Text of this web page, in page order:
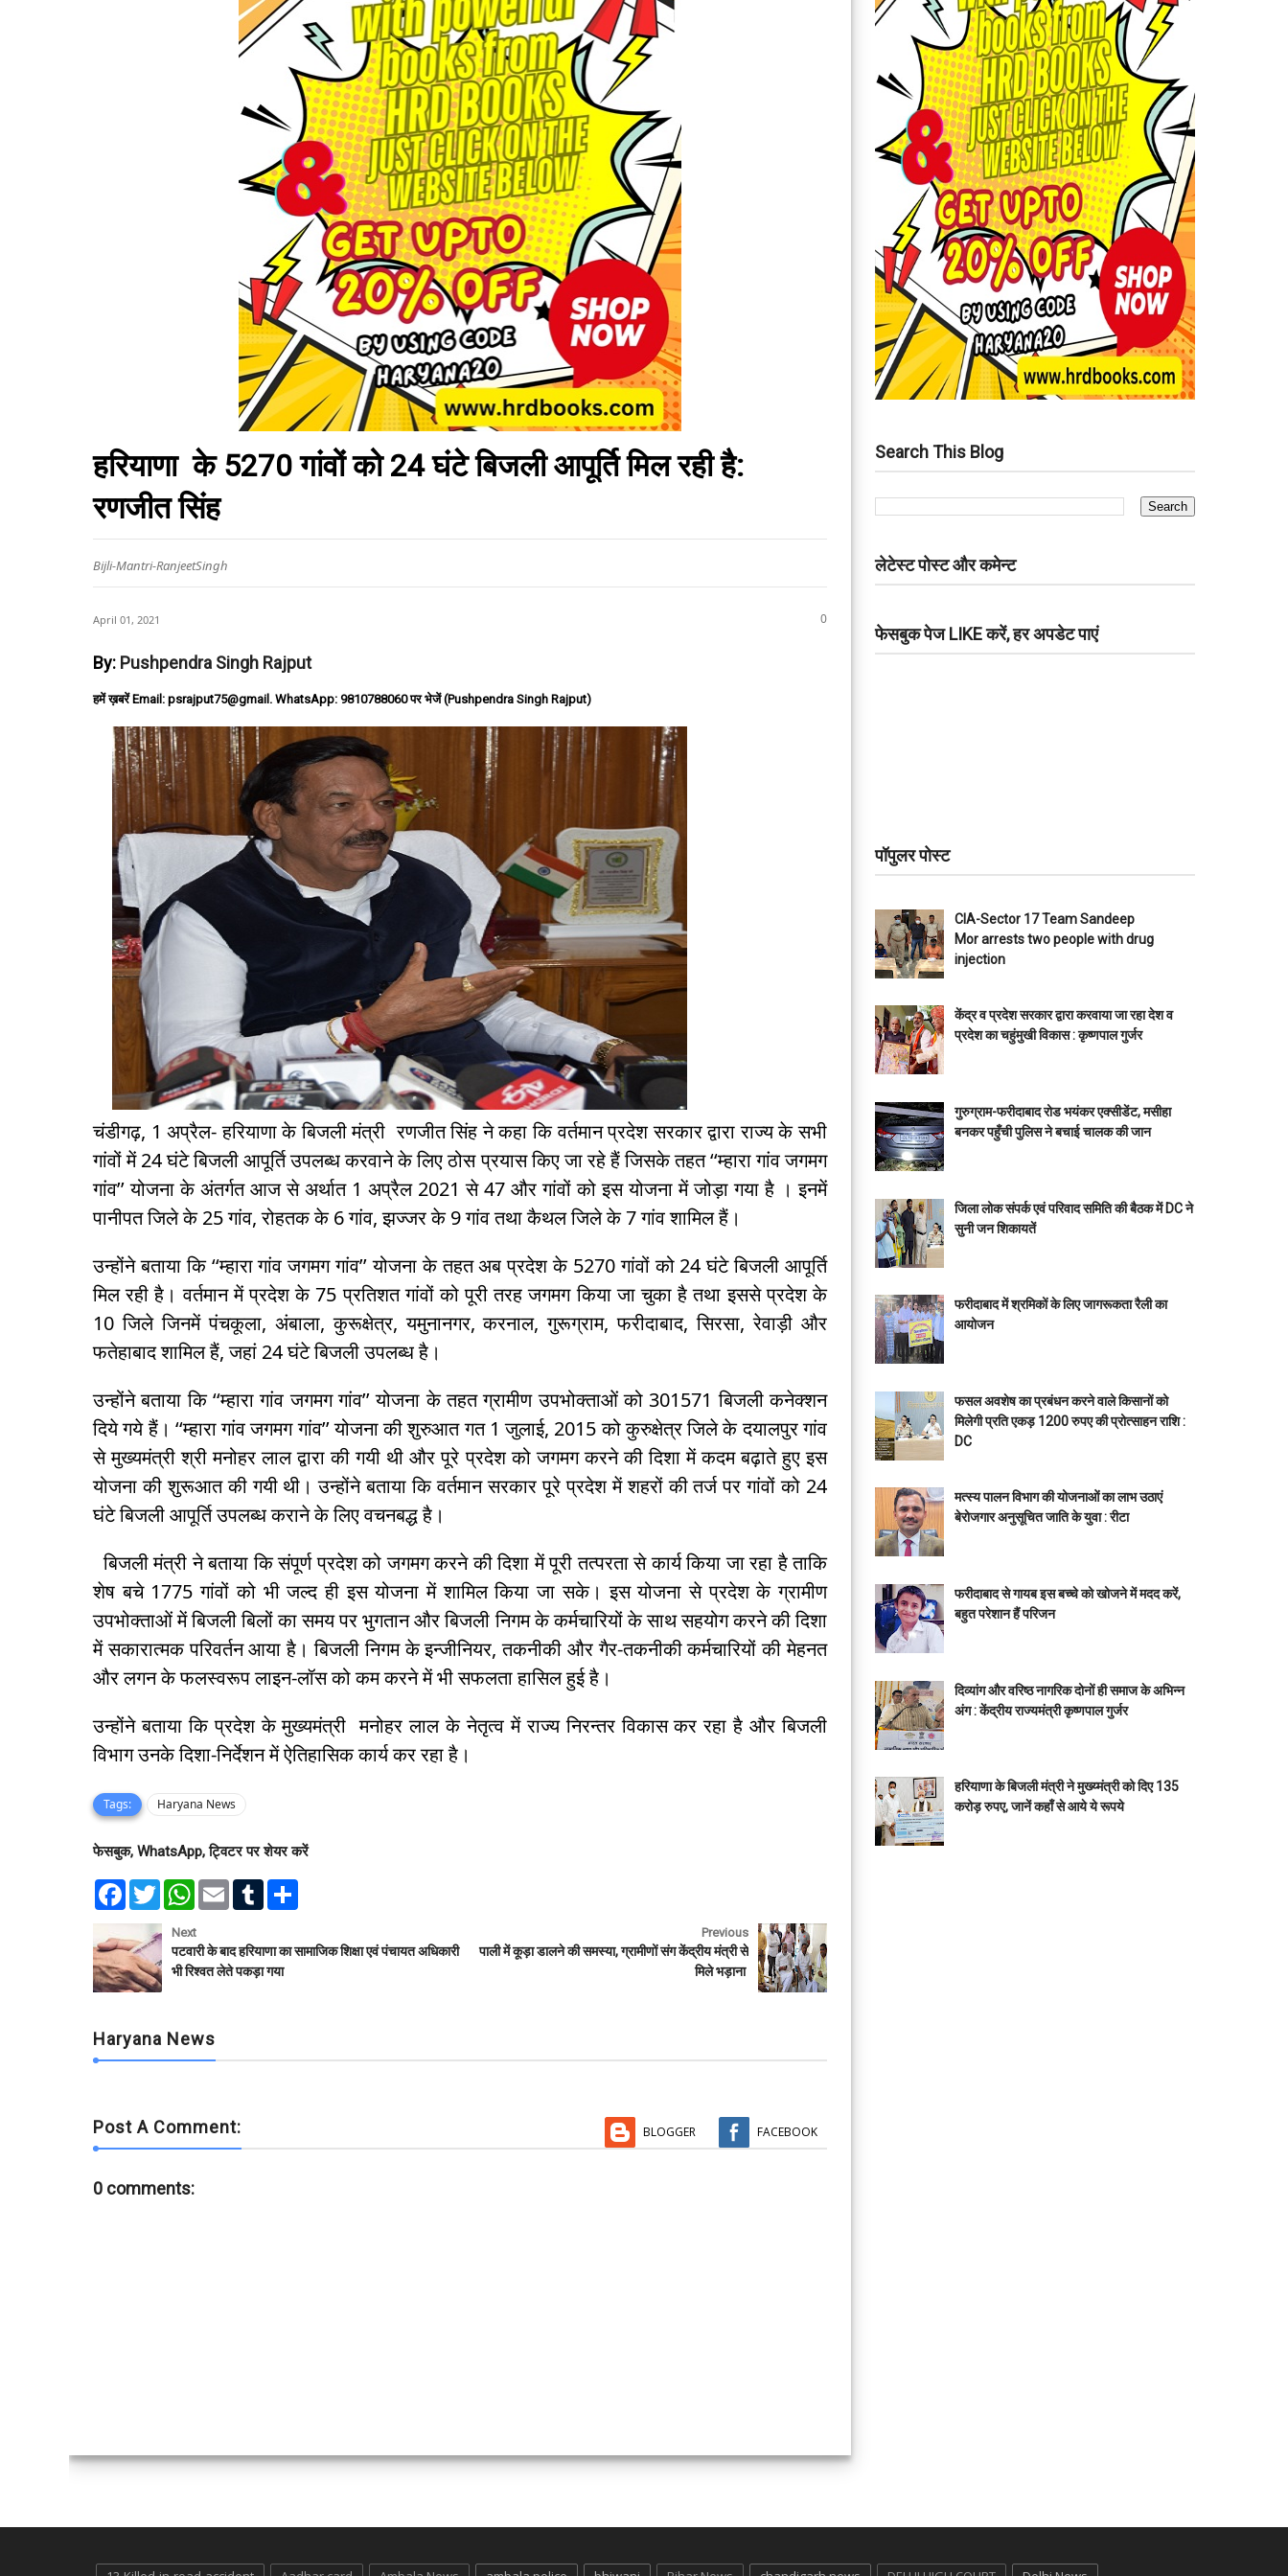
हरियाणा के 5270 गांवों को 24 घंटे बिजली आपूर्ति मिल रही है:
रणजीत सिंह
Bijli-Mantri-RanjeetSingh
April 01, 2021 0
By: Pushpendra Singh Rajput
हमें ख़बरें Email: psrajput75@gmail. WhatsApp: 9810788060 पर भेजें (Pushpendra Singh Rajput)
चंडीगढ़, 1 अप्रैल- हरियाणा के बिजली मंत्री रणजीत सिंह ने कहा कि वर्तमान प्रदेश सरकार द्वारा राज्य के सभी
गांवों में 24 घंटे बिजली आपूर्ति उपलब्ध करवाने के लिए ठोस प्रयास किए जा रहे हैं जिसके तहत ‘‘म्हारा गांव जगमग
गांव’’ योजना के अंतर्गत आज से अर्थात 1 अप्रैल 2021 से 47 और गांवों को इस योजना में जोड़ा गया है । इनमें
पानीपत जिले के 25 गांव, रोहतक के 6 गांव, झज्जर के 9 गांव तथा कैथल जिले के 7 गांव शामिल हैं।
उन्होंने बताया कि ‘‘म्हारा गांव जगमग गांव’’ योजना के तहत अब प्रदेश के 5270 गांवों को 24 घंटे बिजली आपूर्ति
मिल रही है। वर्तमान में प्रदेश के 75 प्रतिशत गांवों को पूरी तरह जगमग किया जा चुका है तथा इससे प्रदेश के
10 जिले जिनमें पंचकूला, अंबाला, कुरूक्षेत्र, यमुनानगर, करनाल, गुरूग्राम, फरीदाबाद, सिरसा, रेवाड़ी और
फतेहाबाद शामिल हैं, जहां 24 घंटे बिजली उपलब्ध है।
उन्होंने बताया कि ‘‘म्हारा गांव जगमग गांव’’ योजना के तहत ग्रामीण उपभोक्ताओं को 301571 बिजली कनेक्शन
दिये गये हैं। ‘‘म्हारा गांव जगमग गांव’’ योजना की शुरुआत गत 1 जुलाई, 2015 को कुरुक्षेत्र जिले के दयालपुर गांव
से मुख्यमंत्री श्री मनोहर लाल द्वारा की गयी थी और पूरे प्रदेश को जगमग करने की दिशा में कदम बढ़ाते हुए इस
योजना की शुरूआत की गयी थी। उन्होंने बताया कि वर्तमान सरकार पूरे प्रदेश में शहरों की तर्ज पर गांवों को 24
घंटे बिजली आपूर्ति उपलब्ध कराने के लिए वचनबद्ध है।
बिजली मंत्री ने बताया कि संपूर्ण प्रदेश को जगमग करने की दिशा में पूरी तत्परता से कार्य किया जा रहा है ताकि
शेष बचे 1775 गांवों को भी जल्द ही इस योजना में शामिल किया जा सके। इस योजना से प्रदेश के ग्रामीण
उपभोक्ताओं में बिजली बिलों का समय पर भुगतान और बिजली निगम के कर्मचारियों के साथ सहयोग करने की दिशा
में सकारात्मक परिवर्तन आया है। बिजली निगम के इन्जीनियर, तकनीकी और गैर-तकनीकी कर्मचारियों की मेहनत
और लगन के फलस्वरूप लाइन-लॉस को कम करने में भी सफलता हासिल हुई है।
उन्होंने बताया कि प्रदेश के मुख्यमंत्री मनोहर लाल के नेतृत्व में राज्य निरन्तर विकास कर रहा है और बिजली
विभाग उनके दिशा-निर्देशन में ऐतिहासिक कार्य कर रहा है।
Tags: Haryana News
फेसबुक, WhatsApp, ट्विटर पर शेयर करें
F
b
o
o
k
T
w
t
t
e
r
W
t
s
A
p
E
l
T
l
r
e
Next
पटवारी के बाद हरियाणा का सामाजिक शिक्षा एवं पंचायत अधिकारी
भी रिश्वत लेते पकड़ा गया
Previous
पाली में कूड़ा डालने की समस्या, ग्रामीणों संग केंद्रीय मंत्री से
मिले भड़ाना
Haryana News
Post A Comment: BLOGGER FACEBOOK
0 comments:
Search This Blog
लेटेस्ट पोस्ट और कमेन्ट
फेसबुक पेज LIKE करें, हर अपडेट पाएं
पॉपुलर पोस्ट
CIA-Sector 17 Team Sandeep
Mor arrests two people with drug
injection
केंद्र व प्रदेश सरकार द्वारा करवाया जा रहा देश व
प्रदेश का चहुंमुखी विकास : कृष्णपाल गुर्जर
गुरुग्राम-फरीदाबाद रोड भयंकर एक्सीडेंट, मसीहा
बनकर पहुँची पुलिस ने बचाई चालक की जान
जिला लोक संपर्क एवं परिवाद समिति की बैठक में DC ने
सुनी जन शिकायतें
फरीदाबाद में श्रमिकों के लिए जागरूकता रैली का
आयोजन
फसल अवशेष का प्रबंधन करने वाले किसानों को
मिलेगी प्रति एकड़ 1200 रुपए की प्रोत्साहन राशि :
DC
मत्स्य पालन विभाग की योजनाओं का लाभ उठाएं
बेरोजगार अनुसूचित जाति के युवा : रीटा
फरीदाबाद से गायब इस बच्चे को खोजने में मदद करें,
बहुत परेशान हैं परिजन
दिव्यांग और वरिष्ठ नागरिक दोनों ही समाज के अभिन्न
अंग : केंद्रीय राज्यमंत्री कृष्णपाल गुर्जर
हरियाणा के बिजली मंत्री ने मुख्य्मंत्री को दिए 135
करोड़ रुपए, जानें कहाँ से आये ये रूपये